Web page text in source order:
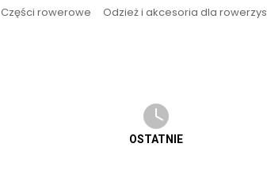
Części rowerowe Odzież i akcesoria dla
OSTATNIE